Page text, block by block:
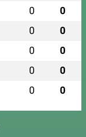
0 0
0 0
0 0
0 0
0 0